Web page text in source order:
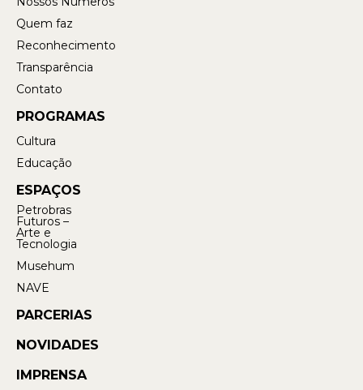
Quem faz
Reconhecimento
Transparência
Contato
PROGRAMAS
Cultura
Educação
ESPAÇOS
Petrobras
Futuros –
Arte e
Tecnologia
Musehum
NAVE
PARCERIAS
NOVIDADES
IMPRENSA